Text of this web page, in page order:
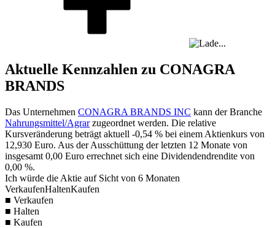
Aktuelle Kennzahlen zu CONAGRA
BRANDS
Das Unternehmen CONAGRA BRANDS INC kann der Branche
Nahrungsmittel/Agrarzugeordnet werden. Die relative
Kursveränderung beträgt aktuell -0,54 % bei einem Aktienkurs von
12,930 Euro. Aus der Ausschüttung der letzten 12 Monate von
insgesamt 0,00 Euro errechnet sich eine Dividendendrendite von
0,00 %.
Ich würde die Aktie auf Sicht von 6 Monaten
VerkaufenHaltenKaufen
■ Verkaufen
■ Halten
■ Kaufen